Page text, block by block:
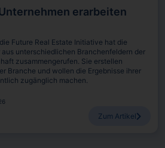
erarbeiten
Future Real Estate Initiative hat die
unterschiedlichen Branchenfeldern der
zusammengerufen. Sie erstellen
Branche und wollen die Ergebnisse ihrer
zugänglich machen.
Zum Artikel